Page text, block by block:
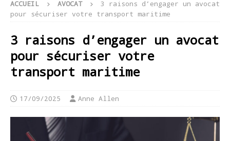
ACCUEIL AVOCAT
3 raisons d’engager un avocat
pour sécuriser votre transport maritime
3 raisons d’engager un avocat
pour sécuriser votre
transport maritime
17/09/2025 Anne Allen